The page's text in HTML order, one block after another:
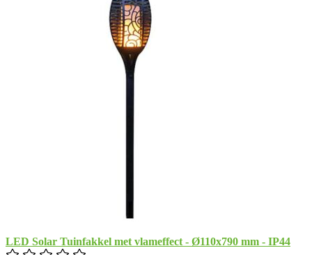
LED Solar Tuinfakkel met vlameffect - Ø110x790 mm - IP44